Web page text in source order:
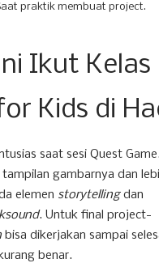
praktik membuat project.
Ikut Kelas
Kids di
saat sesi Quest
tampilan gambarnya dan
elemen storytellingdan
. Untuk final project-
bisa dikerjakan sampai
benar.